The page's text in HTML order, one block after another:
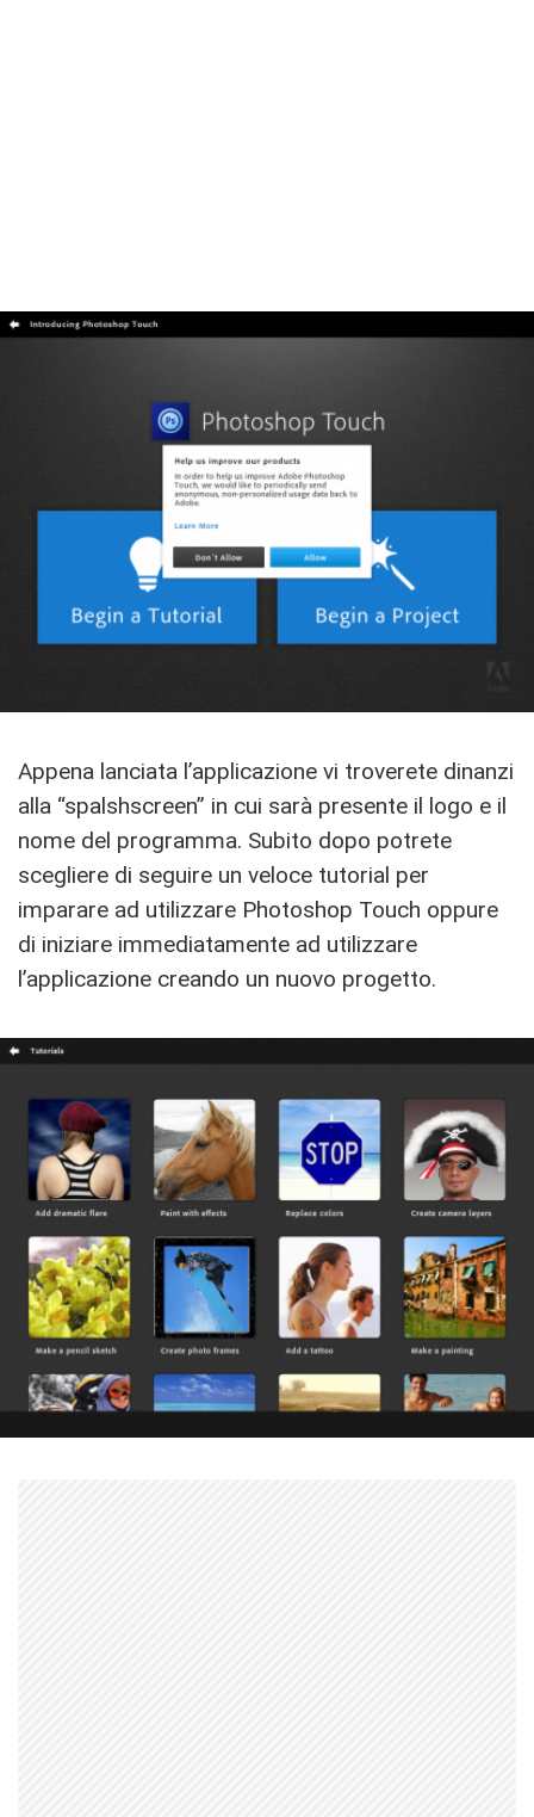
Appena lanciata l’applicazione vi troverete dinanzi
alla “spalshscreen” in cui sarà presente il logo e il
nome del programma. Subito dopo potrete
scegliere di seguire un veloce tutorial per
imparare ad utilizzare Photoshop Touch oppure
di iniziare immediatamente ad utilizzare
l’applicazione creando un nuovo progetto.